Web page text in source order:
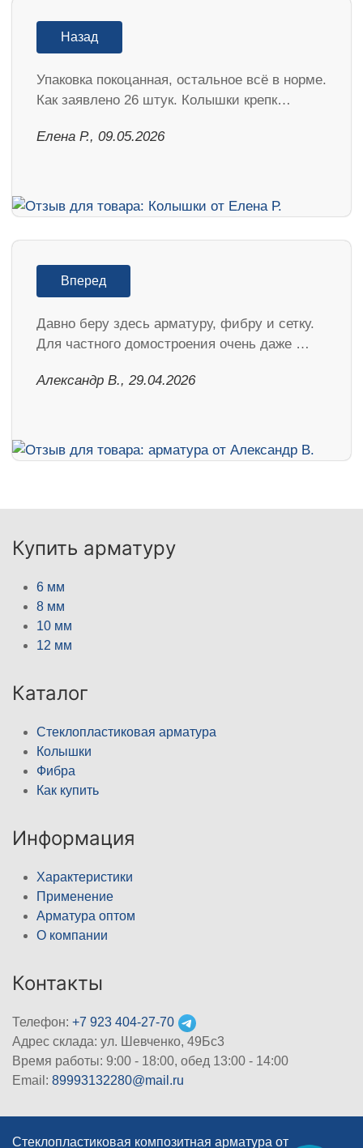
Назад
Упаковка покоцанная, остальное всё в норме.
Как заявлено 26 штук. Колышки крепк…
Елена Р., 09.05.2026
Вперед
Давно беру здесь арматуру, фибру и сетку.
Для частного домостроения очень даже …
Александр В., 29.04.2026
Купить арматуру
6 мм
8 мм
10 мм
12 мм
Каталог
Стеклопластиковая арматура
Колышки
Фибра
Как купить
Информация
Характеристики
Применение
Арматура оптом
О компании
Контакты
Телефон: +7 923 404-27-70
Адрес склада: ул. Шевченко, 49Бс3
Время работы: 9:00 - 18:00, обед 13:00 - 14:00
Email: 89993132280@mail.ru
Стеклопластиковая композитная арматура от